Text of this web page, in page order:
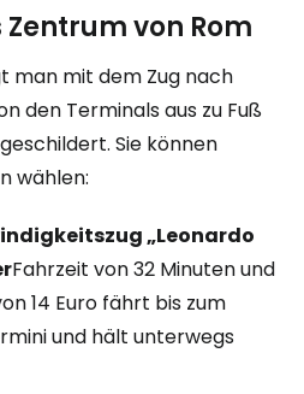
von Rom
man mit dem Zug nach
den Terminals aus zu Fuß
Sie können
wählen:
„Leonardo
Fahrzeit von 32 Minuten und
14 Euro fährt bis zum
und hält unterwegs